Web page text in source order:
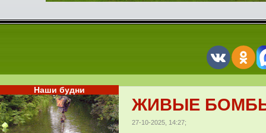
ЖИВЫЕ
27-10-2025, 14:27;
Наши будни